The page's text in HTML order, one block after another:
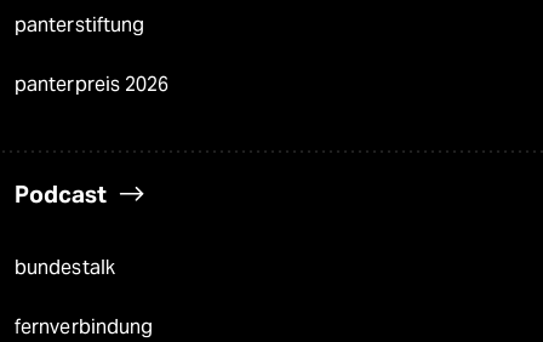
panterstiftung
panterpreis 2026
Podcast
bundestalk
fernverbindung